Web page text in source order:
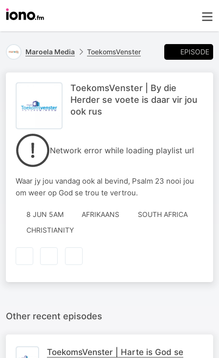
Maroela Media ToekomsVenster EPISODE
ToekomsVenster | By die
Herder se voete is daar vir jou
ook rus
Network error while loading playlist url
Waar jy jou vandag ook al bevind, Psalm 23 nooi jou
om weer op God se trou te vertrou.
8 JUN 5AM AFRIKAANS
SOUTH AFRICA
CHRISTIANITY
Other recent episodes
ToekomsVenster | Harte is God se